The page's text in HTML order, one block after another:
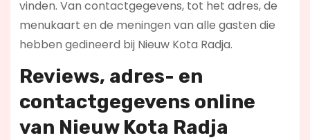
vinden. Van contactgegevens, tot het adres, de
menukaart en de meningen van alle gasten die
hebben gedineerd bij Nieuw Kota Radja.
Reviews, adres- en
contactgegevens online
van Nieuw Kota Radja